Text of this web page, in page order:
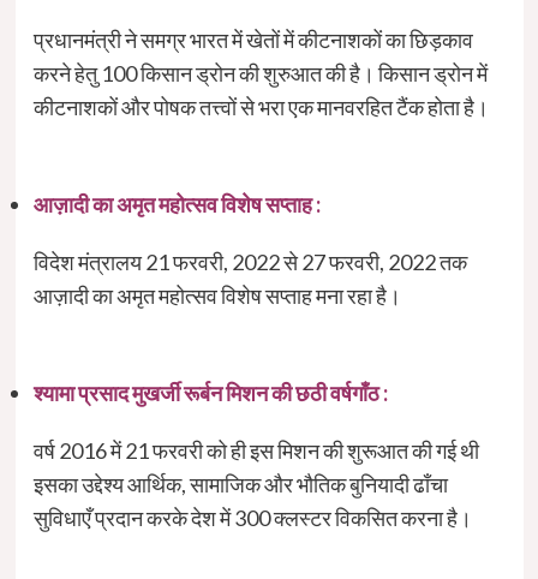
प्रधानमंत्री ने समग्र भारत में खेतों में कीटनाशकों का छिड़काव
करने हेतु 100 किसान ड्रोन की शुरुआत की है। किसान ड्रोन में
कीटनाशकों और पोषक तत्त्वों से भरा एक मानवरहित टैंक होता है।
आज़ादी का अमृत महोत्‍सव विशेष सप्‍ताह :
विदेश मंत्रालय 21 फरवरी, 2022 से 27 फरवरी, 2022 तक
आज़ादी का अमृत महोत्‍सव विशेष सप्‍ताह मना रहा है।
श्यामा प्रसाद मुखर्जी रूर्बन मिशन की छठी वर्षगाँठ :
वर्ष 2016 में 21 फरवरी को ही इस मिशन की शुरूआत की गई थी
इसका उद्देश्‍य आर्थिक, सामाजिक और भौतिक बुनियादी ढाँचा
सुविधाएँ प्रदान करके देश में 300 क्लस्टर विकसित करना है।